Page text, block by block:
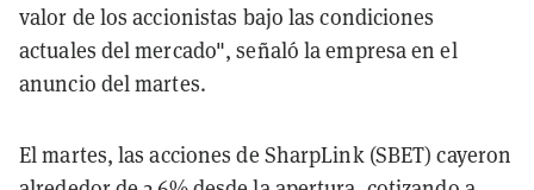
valor de los accionistas bajo las condiciones
actuales del mercado", señaló la empresa en el
anuncio del martes.
El martes, las acciones de SharpLink (SBET) cayeron